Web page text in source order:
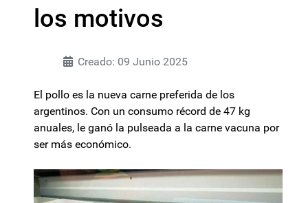
los motivos
Creado: 09 Junio 2025
El pollo es la nueva carne preferida de los
argentinos. Con un consumo récord de 47 kg
anuales, le ganó la pulseada a la carne vacuna por
ser más económico.